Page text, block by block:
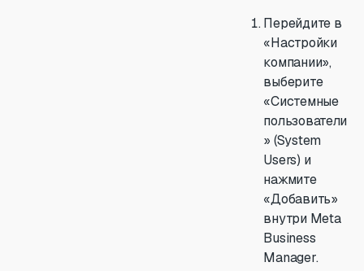
Перейдите в
«Настройки
компании»,
выберите
«Системные
пользователи
» (System
Users) и
нажмите
«Добавить»
внутри Meta
Business
Manager.